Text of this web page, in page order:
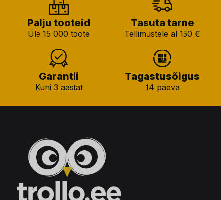
Palju tooteid
Üle 15 000 toote
Tasuta tarne
Tellimustele al 150 €
Garantii
Kuni 3 aastat
Tagastusõigus
14 päeva